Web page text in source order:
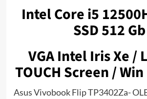
Intel Core i5
SSD 512 Gb
VGA Intel Iris Xe /
TOUCH Screen / Win
Asus Vivobook Flip TP3402Za-